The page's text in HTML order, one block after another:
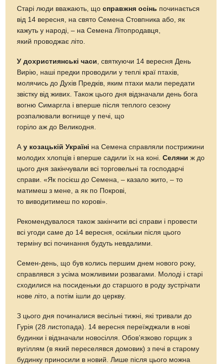
Старі люди вважають, щосправжня осінь починається
від 14 вересня, на свято Семена Стовпника або, як
кажуть у народі, – на Семена Літопродавця,
який проводжає літо.
У дохристиянські часи, святкуючи 14 вересня День
Вирію, наші предки проводили у теплі краї птахів,
молячись до Духів Предків, яким птахи мали передати
звістку від живих. Також цього дня відзначали день бога
вогню Симаргла і вперше після теплого сезону
розпалювали вогнище у печі, що
горіло аж до Великодня.
Ау козацькій Україні на Семена справляли пострижини
молодих хлопців і вперше садили їх на коні.Селяни ж до
цього дня закінчували всі торговельні та господарчі
справи. «Як посієш до Семена, – казало жито, – то
матимеш з мене, а як по Покрові,
то виводитимеш по корові».
Рекомендувалося також закінчити всі справи і провести
всі угоди саме до 14 вересня, оскільки після цього
терміну всі починання будуть невдалими.
Семен-день, що був колись першим днем нового року,
справлявся з усіма можливими розвагами. Молоді і старі
сходилися на посиденьки до старшого в роду зустрічати
нове літо, а потім ішли до церкву.
З цього дня починалися весільні тижні, які тривали до
Гурія (28 листопада). 14 вересня переїжджали в нові
будинки і відзначали новосілля. Обов’язково горщик з
вугіллям (в який переселявся домовик) з печі в старому
будинку приносили в новий. Лише після цього можна